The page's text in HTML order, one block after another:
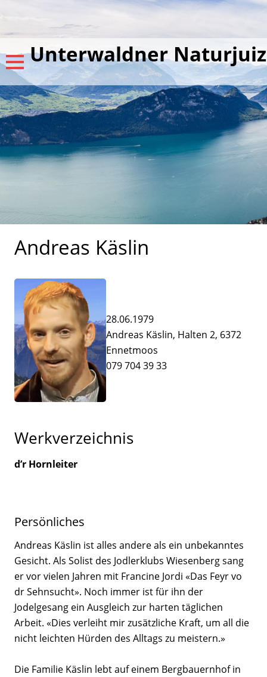
Unterwaldner Naturjuiz
Andreas Käslin
28.06.1979
Andreas Käslin, Halten 2, 6372
Ennetmoos
079 704 39 33
Werkverzeichnis
d’r Hornleiter
Persönliches
Andreas Käslin ist alles andere als ein unbekanntes
Gesicht. Als Solist des Jodlerklubs Wiesenberg sang
er vor vielen Jahren mit Francine Jordi «Das Feyr vo
dr Sehnsucht». Noch immer ist für ihn der
Jodelgesang ein Ausgleich zur harten täglichen
Arbeit. «Dies verleiht mir zusätzliche Kraft, um all die
nicht leichten Hürden des Alltags zu meistern.»
Die Familie Käslin lebt auf einem Bergbauernhof in